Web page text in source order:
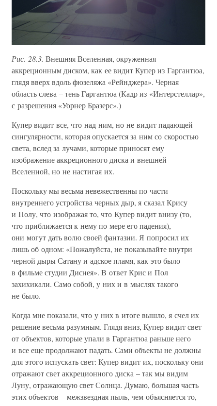
Рис. 28.3. Внешняя Вселенная, окруженная
аккреционным диском, как ее видит Купер из Гаргантюа,
глядя вверх вдоль фюзеляжа «Рейнджера». Черная
область слева – тень Гаргантюа (Кадр из «Интерстеллар»,
с разрешения «Уорнер Бразерс».)
Купер видит все, что над ним, но не видит падающей
сингулярности, которая опускается за ним со скоростью
света, вслед за лучами, которые приносят ему
изображение аккреционного диска и внешней
Вселенной, но не настигая их.
Поскольку мы весьма невежественны по части
внутреннего устройства черных дыр, я сказал Крису
и Полу, что изображая то, что Купер видит внизу (то,
что приближается к нему по мере его падения),
они могут дать волю своей фантазии. Я попросил их
лишь об одном: «Пожалуйста, не показывайте внутри
черной дыры Сатану и адское пламя, как это было
в фильме студии Диснея». В ответ Крис и Пол
захихикали. Само собой, у них и в мыслях такого
не было.
Когда мне показали, что у них в итоге вышло, я счел их
решение весьма разумным. Глядя вниз, Купер видит свет
от объектов, которые упали в Гаргантюа раньше него
и все еще продолжают падать. Сами объекты не должны
для этого испускать свет: Купер видит их, поскольку они
отражают свет аккреционного диска – так мы видим
Луну, отражающую свет Солнца. Думаю, большая часть
этих объектов – межзвездная пыль, чем объясняется то,